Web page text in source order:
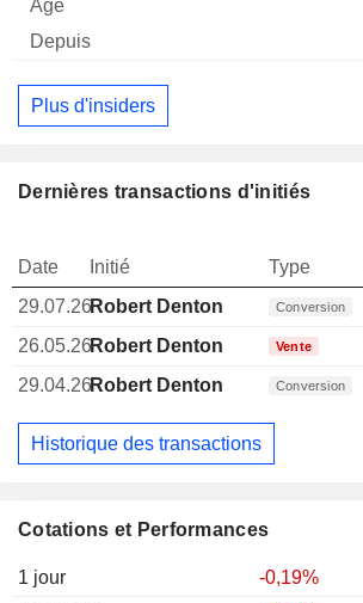
Cotations et Performances
1 jour
-0,19%
Plus d'insiders
Dernières transactions d'initiés
Date Initié Type
29.07.26Robert Denton Conversion
26.05.26Robert Denton Vente
29.04.26Robert Denton Conversion
Historique des transactions